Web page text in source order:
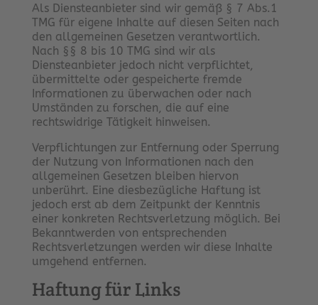
Als Diensteanbieter sind wir gemäß § 7 Abs.1
TMG für eigene Inhalte auf diesen Seiten nach
den allgemeinen Gesetzen verantwortlich.
Nach §§ 8 bis 10 TMG sind wir als
Diensteanbieter jedoch nicht verpflichtet,
übermittelte oder gespeicherte fremde
Informationen zu überwachen oder nach
Umständen zu forschen, die auf eine
rechtswidrige Tätigkeit hinweisen.
Verpflichtungen zur Entfernung oder Sperrung
der Nutzung von Informationen nach den
allgemeinen Gesetzen bleiben hiervon
unberührt. Eine diesbezügliche Haftung ist
jedoch erst ab dem Zeitpunkt der Kenntnis
einer konkreten Rechtsverletzung möglich. Bei
Bekanntwerden von entsprechenden
Rechtsverletzungen werden wir diese Inhalte
umgehend entfernen.
Haftung für Links